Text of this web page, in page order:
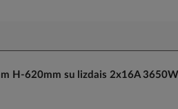
H-620mm su lizdais 2x16A